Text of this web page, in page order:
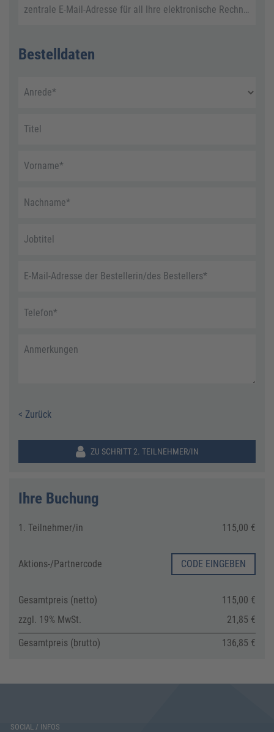
zentrale E-Mail-Adresse für all Ihre elektronische Rechnungen
Bestelldaten
Anrede*
Titel
Vorname*
Nachname*
Jobtitel
E-Mail-Adresse der Bestellerin/des Bestellers*
Telefon*
Anmerkungen
< Zurück
ZU SCHRITT 2. TEILNEHMER/IN
Ihre Buchung
1. Teilnehmer/in 115,00 €
Aktions-/Partnercode CODE EINGEBEN
Gesamtpreis (netto)
115,00 €
zzgl. 19% MwSt.
21,85 €
Gesamtpreis (brutto)
136,85 €
SOCIAL / INFOS